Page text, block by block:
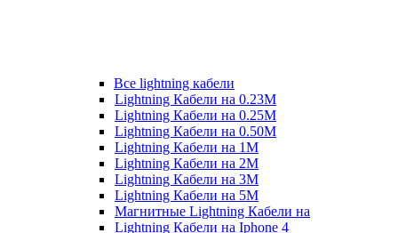
Все lightning кабели
Lightning Кабели на 0.23М
Lightning Кабели на 0.25М
Lightning Кабели на 0.50М
Lightning Кабели на 1М
Lightning Кабели на 2М
Lightning Кабели на 3М
Lightning Кабели на 5М
Магнитные Lightning Кабели на
Lightning Кабели на Iphone 4